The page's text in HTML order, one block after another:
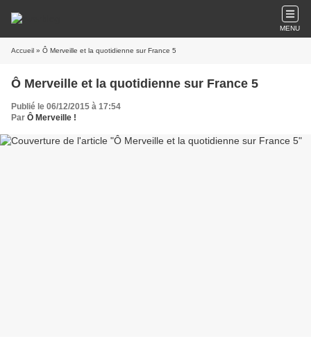
MENU
Accueil » Ô Merveille et la quotidienne sur France 5
Ô Merveille et la quotidienne sur France 5
Publié le 06/12/2015 à 17:54
Par Ô Merveille !